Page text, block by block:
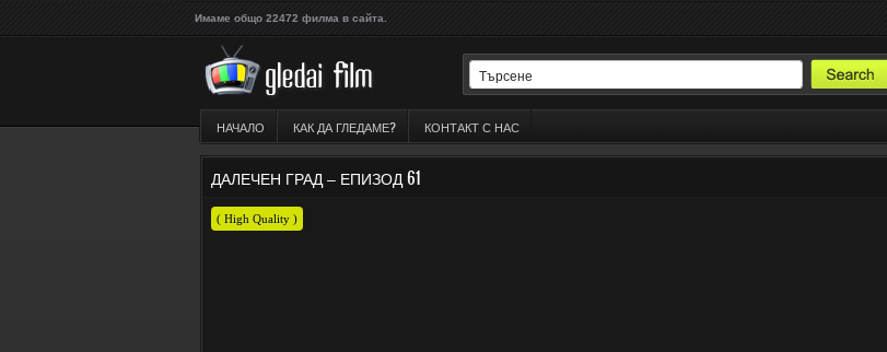
Имаме общо 22472 филма в сайта.
НАЧАЛО КАК ДА ГЛЕДАМЕ? КОНТАКТ С НАС
ДАЛЕЧЕН ГРАД – ЕПИЗОД 61
( High Quality )